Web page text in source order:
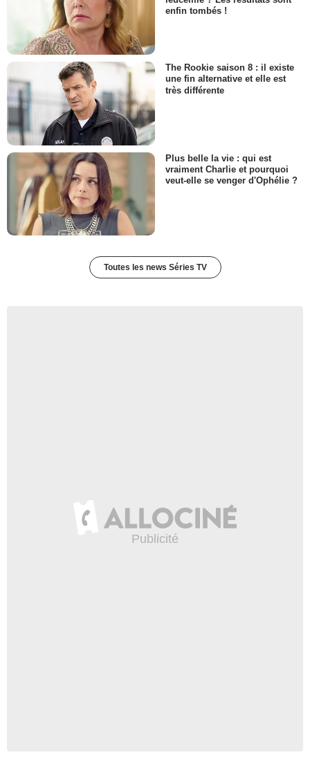
enfin tombés !
The Rookie saison 8 : il existe
une fin alternative et elle est
très différente
Plus belle la vie : qui est
vraiment Charlie et pourquoi
veut-elle se venger d'Ophélie ?
Toutes les news Séries TV